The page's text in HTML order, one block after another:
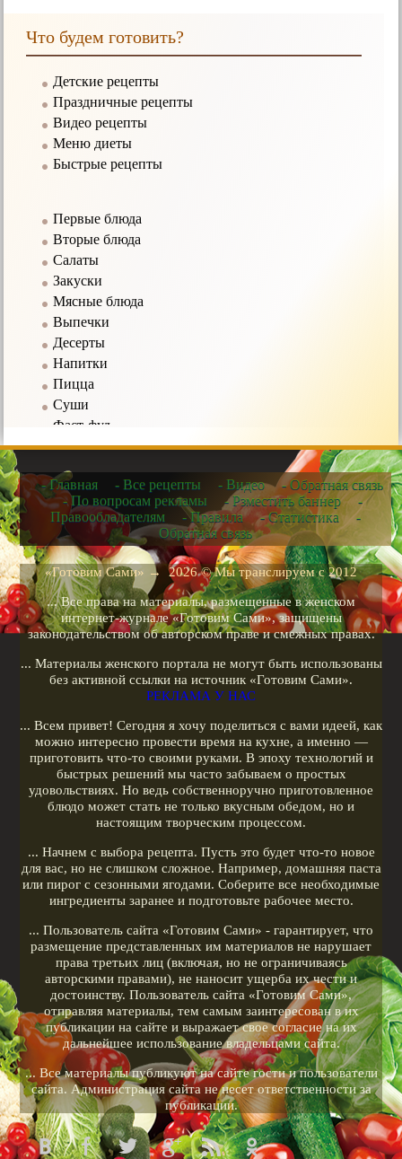
Что будем готовить?
Детские рецепты
Праздничные рецепты
Видео рецепты
Меню диеты
Быстрые рецепты
Первые блюда
Вторые блюда
Салаты
Закуски
Мясные блюда
Выпечки
Десерты
Напитки
Пицца
Суши
Фаст-фуд
Соусы
Рецепты в мультиварке
Рецепты для микроволновых печей
Рецепты для чайников
Рецепты для кухонных машин
Рецепты для кофеварок
Рецепты для гриля
Кулинарные рецепты
Меню диеты
Показать все теги
РЕКЛАМА У НАС
- Главная - Все рецепты - Видео
- Обратная связь
- По вопросам рекламы
- Рзместить баннер
-
Правообладателям
- Правила - Статистика
-
Обратная связь
«Готовим Сами» →2026© Мы транслируем с 2012
... Все права на материалы, размещенные в женском
интернет-журнале «Готовим Сами», защищены
законодательством об авторском праве и смежных правах.
... Материалы женского портала не могут быть использованы
без активной ссылки на источник «Готовим Сами».
РЕКЛАМА У НАС
... Всем привет! Сегодня я хочу поделиться с вами идеей, как
можно интересно провести время на кухне, а именно —
приготовить что-то своими руками. В эпоху технологий и
быстрых решений мы часто забываем о простых
удовольствиях. Но ведь собственноручно приготовленное
блюдо может стать не только вкусным обедом, но и
настоящим творческим процессом.
... Начнем с выбора рецепта. Пусть это будет что-то новое
для вас, но не слишком сложное. Например, домашняя паста
или пирог с сезонными ягодами. Соберите все необходимые
ингредиенты заранее и подготовьте рабочее место.
... Пользователь сайта «Готовим Сами» - гарантирует, что
размещение представленных им материалов не нарушает
права третьих лиц (включая, но не ограничиваясь
авторскими правами), не наносит ущерба их чести и
достоинству. Пользователь сайта «Готовим Сами»,
отправляя материалы, тем самым заинтересован в их
публикации на сайте и выражает свое согласие на их
дальнейшее использование владельцами сайта.
... Все материалы публикуют на сайте гости и пользователи
сайта. Администрация сайта не несет ответственности за
публикации.